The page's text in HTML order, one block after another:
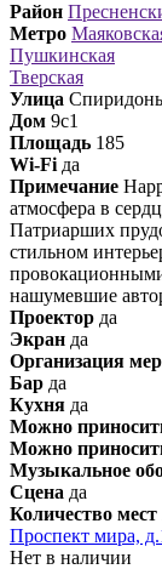
Район
Метро
Пушкинская
Тверская
Улица
Дом 9с1
Площадь 185
Wi-Fi да
Примечание
атмосфера в
Патриарших
стильном
нашумевшие
Проектор да
Экран да
Организация
Бар да
Кухня да
Можно
Можно
Музыкальное
Сцена да
Количество мест
Проспект мира,
Нет в наличии